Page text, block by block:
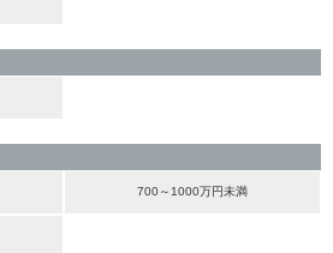
700～1000万円未満